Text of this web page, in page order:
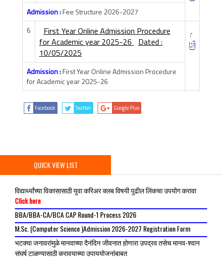
Admission :Fee Structure 2026-2027
6
First Year Online Admission Procedure
for Academic year 2025-26
Dated :
10/05/2025
Admission :First Year Online Admission Procedure
for Academic year 2025-26
Facebook Twitter Google Plus
QUICK VIEW LIST
विद्यार्थ्यांच्या विकासासाठी युवा करिअर क्लब विषयी पुढील लिंकचा उपयोग करावा
Click here
BBA/BBA-CA/BCA CAP Round-1 Process 2026
M.Sc. (Computer Science )Admission 2026-2027 Registration Form
भटक्या जनावरांमुळे मानवाच्या दैनंदिन जीवनात होणारा उपद्रव तसेच मानव-श्वान
संघर्ष टाळण्यासाठी करावयाच्या उपाययोजनांबाबत